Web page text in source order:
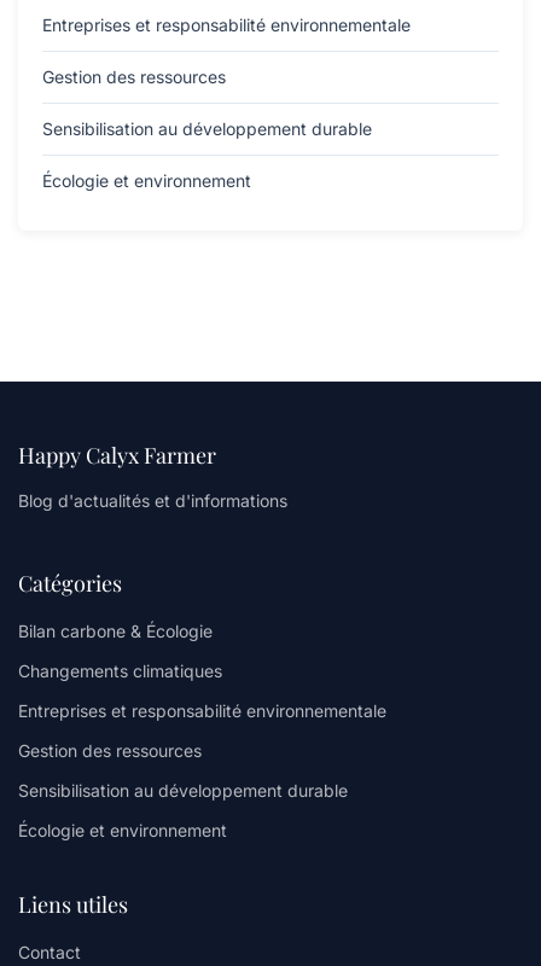
Entreprises et responsabilité environnementale
Gestion des ressources
Sensibilisation au développement durable
Écologie et environnement
Happy Calyx Farmer
Blog d'actualités et d'informations
Catégories
Bilan carbone & Écologie
Changements climatiques
Entreprises et responsabilité environnementale
Gestion des ressources
Sensibilisation au développement durable
Écologie et environnement
Liens utiles
Contact